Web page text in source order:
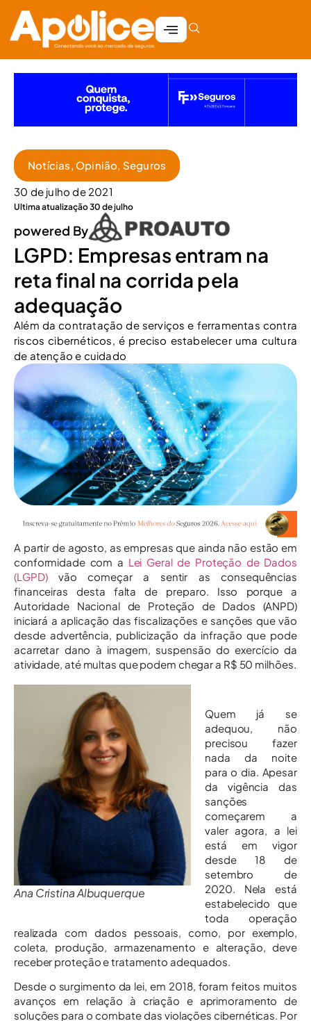
Notícias, Opinião, Seguros
30 de julho de 2021
Ultima atualização 30 de julho
powered By
LGPD: Empresas entram na
reta final na corrida pela
adequação
Além da contratação de serviços e ferramentas contra
riscos cibernéticos, é preciso estabelecer uma cultura
de atenção e cuidado
A partir de agosto, as empresas que ainda não estão em
conformidade com a Lei Geral de Proteção de Dados
(LGPD)vão começar a sentir as consequências
financeiras desta falta de preparo. Isso porque a
Autoridade Nacional de Proteção de Dados (ANPD)
iniciará a aplicação das fiscalizações e sanções que vão
desde advertência, publicização da infração que pode
acarretar dano à imagem, suspensão do exercício da
atividade, até multas que podem chegar a R$ 50 milhões.
Ana Cristina Albuquerque
Quem já se
adequou, não
precisou fazer
nada da noite
para o dia. Apesar
da vigência das
sanções
começarem a
valer agora, a lei
está em vigor
desde 18 de
setembro de
2020. Nela está
estabelecido que
toda operação
realizada com dados pessoais, como, por exemplo,
coleta, produção, armazenamento e alteração, deve
receber proteção e tratamento adequados.
Desde o surgimento da lei, em 2018, foram feitos muitos
avanços em relação à criação e aprimoramento de
soluções para o combate das violações cibernéticas. Por